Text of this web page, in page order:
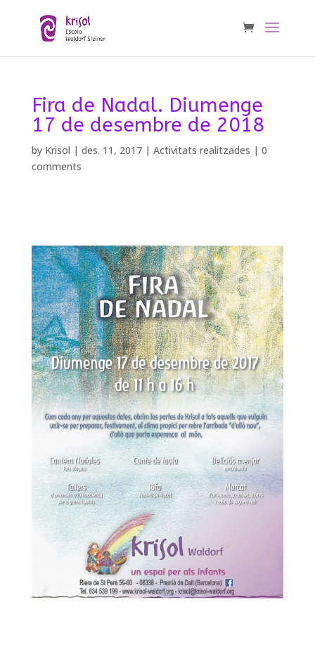
Fira de Nadal. Diumenge
17 de desembre de 2018
by Krisol | des. 11, 2017| Activitats realitzades | 0
comments